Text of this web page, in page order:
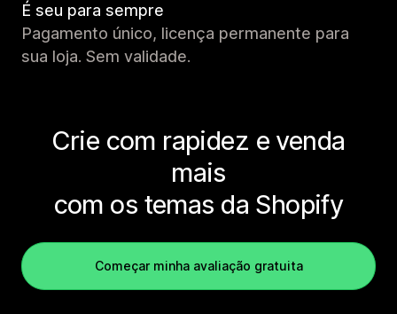
É seu para sempre
Pagamento único, licença permanente para
sua loja. Sem validade.
Crie com rapidez e venda
mais
com os temas da Shopify
Começar minha avaliação gratuita